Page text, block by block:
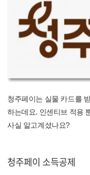
청주페이는 실물 카드를
하는데요. 인센티브 적용
사실 알고계셨나요?
청주페이 소득공제